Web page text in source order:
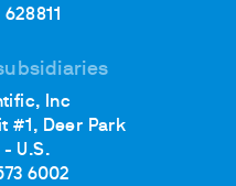
628811
Inc
#1, Deer Park
- U.S.
6002